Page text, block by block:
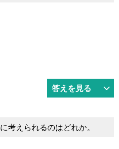
答えを見る
考えられるのはどれか。